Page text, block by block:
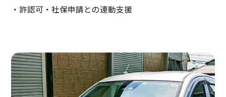
・許認可・社保申請との連動支援